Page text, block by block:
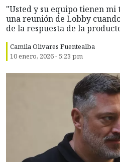
"Usted y su equipo tienen
una reunión de Lobby
de la respuesta de la
Camila Olivares Fuentealba
10 enero, 2026 - 5:23 pm